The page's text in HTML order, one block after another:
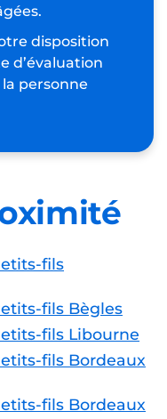
disposition
d’évaluation
personne
fils
fils Bègles
fils Libourne
fils Bordeaux
fils Bordeaux